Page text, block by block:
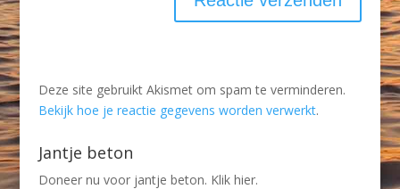
Deze site gebruikt Akismet om spam te verminderen.
Bekijk hoe je reactie gegevens worden verwerkt.
Jantje beton
Doneer nu voor jantje beton. Klik hier.